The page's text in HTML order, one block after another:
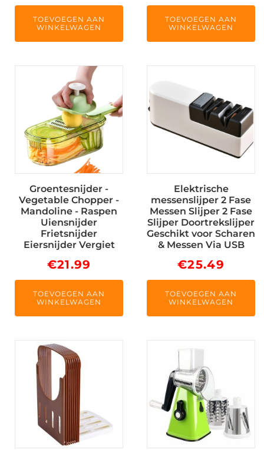
TOEVOEGEN AAN
WINKELWAGEN
TOEVOEGEN AAN
WINKELWAGEN
Groentesnijder -
Vegetable Chopper -
Mandoline - Raspen
Uiensnijder
Frietsnijder
Eiersnijder Vergiet
€21.99
TOEVOEGEN AAN
WINKELWAGEN
Elektrische
messenslijper 2 Fase
Messen Slijper 2 Fase
Slijper Doortrekslijper
Geschikt voor Scharen
& Messen Via USB
€25.49
TOEVOEGEN AAN
WINKELWAGEN